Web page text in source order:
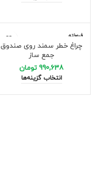
فروخته
شده
چراغ خطر سمند روی صندوق
جمع ساز
990,638 تومان
انتخاب گزینه‌ها